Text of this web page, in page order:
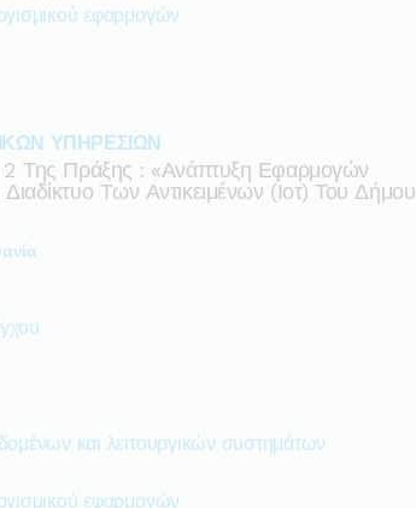
εφαρμογών
ΥΠΗΡΕΣΙΩΝ
2 Της Πράξης : «ανάπτυξη Εφαρμογών
Των Αντικειμένων (ιοτ) Του Δήμου
και λειτουργικών συστημάτων
εφαρμογών